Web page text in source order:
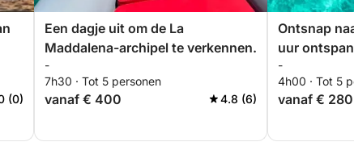
(0)
Een dagje uit om de La
Maddalena-archipel te verkennen.
-
7h30 · Tot 5 personen
vanaf € 400 4.8 (6)
Ontsnap
uur
archipel.
-
4h00 · Tot 5
vanaf € 280